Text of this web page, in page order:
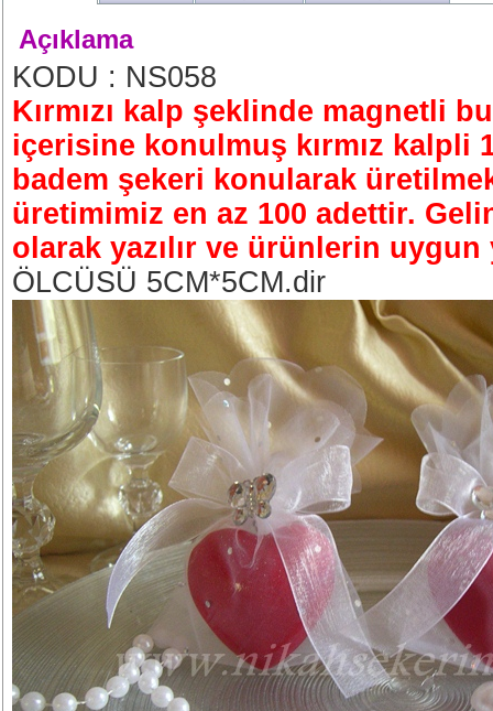
Açıklama
KODU : NS058
Kırmızı kalp şeklinde magnetli
içerisine konulmuş kırmız kalpli
badem şekeri konularak
üretimimiz en az 100 adettir.
olarak yazılır ve ürünlerin uygun
ÖLCÜSÜ 5CM*5CM.dir